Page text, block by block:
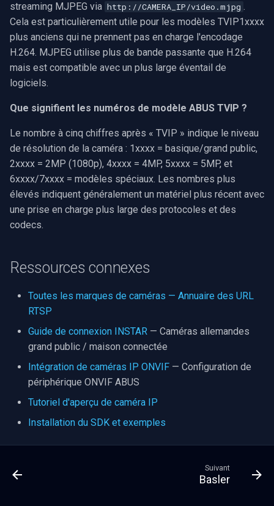
streaming MJPEG via http://CAMERA_IP/video.mjpg .
Cela est particulièrement utile pour les modèles TVIP1xxxx
plus anciens qui ne prennent pas en charge l'encodage
H.264. MJPEG utilise plus de bande passante que H.264
mais est compatible avec un plus large éventail de
logiciels.
Que signifient les numéros de modèle ABUS TVIP ?
Le nombre à cinq chiffres après « TVIP » indique le niveau
de résolution de la caméra : 1xxxx = basique/grand public,
2xxxx = 2MP (1080p), 4xxxx = 4MP, 5xxxx = 5MP, et
6xxxx/7xxxx = modèles spéciaux. Les nombres plus
élevés indiquent généralement un matériel plus récent avec
une prise en charge plus large des protocoles et des
codecs.
Ressources connexes
Toutes les marques de caméras — Annuaire des URL
RTSP
Guide de connexion INSTAR — Caméras allemandes
grand public / maison connectée
Intégration de caméras IP ONVIF — Configuration de
périphérique ONVIF ABUS
Tutoriel d'aperçu de caméra IP
Installation du SDK et exemples
Suivant
Basler